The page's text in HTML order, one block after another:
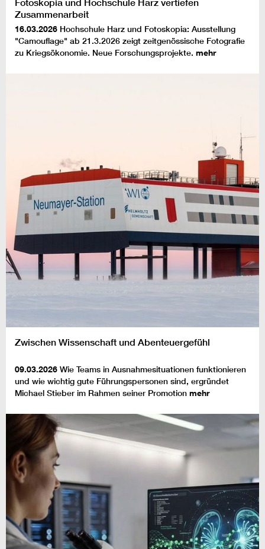
Zusammenarbeit
16.03.2026 Hochschule Harz und Fotoskopia: Ausstellung
"Camouflage" ab 21.3.2026 zeigt zeitgenössische Fotografie
zu Kriegsökonomie. Neue Forschungsprojekte. mehr
Zwischen Wissenschaft und Abenteuergefühl
09.03.2026 Wie Teams in Ausnahmesituationen funktionieren
und wie wichtig gute Führungspersonen sind, ergründet
Michael Stieber im Rahmen seiner Promotion mehr